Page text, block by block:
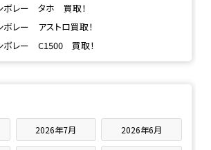
シボレー タホ 買取！
ボレー アストロ買取！
シボレー C1500 買取！
2026年7月 2026年6月